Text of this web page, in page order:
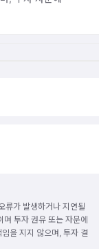
류가 발생하거나 지연될
투자 권유 또는 자문에
을 지지 않으며, 투자 결